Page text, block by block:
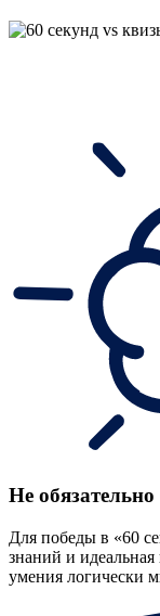
Не
Для победы в «60
знаний и
умения логически